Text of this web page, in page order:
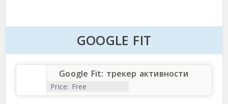
GOOGLE FIT
Google Fit: трекер активности
Price: Free